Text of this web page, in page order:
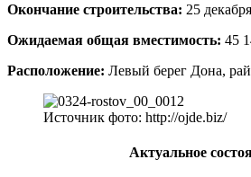
Окончание строительства: 25
Ожидаемая общая вместимость: 45
Расположение: Левый берег Дона,
Источник фото: http://ojde.biz/
Актуальное